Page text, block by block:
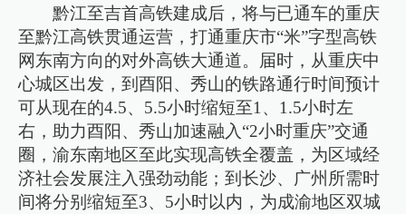
黔江至吉首高铁建成后，将与已通车的重庆
至黔江高铁贯通运营，打通重庆市“米”字型高铁
网东南方向的对外高铁大通道。届时，从重庆中
心城区出发，到酉阳、秀山的铁路通行时间预计
可从现在的4.5、5.5小时缩短至1、1.5小时左
右，助力酉阳、秀山加速融入“2小时重庆”交通
圈，渝东南地区至此实现高铁全覆盖，为区域经
济社会发展注入强劲动能；到长沙、广州所需时
间将分别缩短至3、5小时以内，为成渝地区双城